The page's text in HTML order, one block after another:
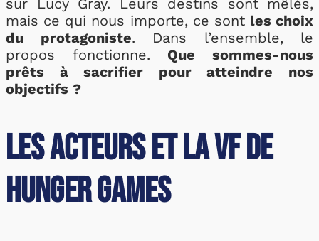
sur Lucy Gray. Leurs destins sont mêlés,
mais ce qui nous importe, ce sont les choix
du protagoniste. Dans l’ensemble, le
propos fonctionne. Que sommes-nous
prêts à sacrifier pour atteindre nos
objectifs ?
Les acteurs et la VF de
Hunger Games